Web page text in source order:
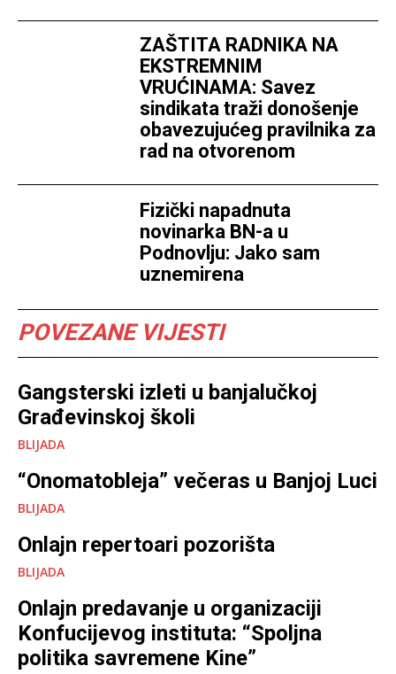
ZAŠTITA RADNIKA NA
EKSTREMNIM
VRUĆINAMA: Savez
sindikata traži donošenje
obavezujućeg pravilnika za
rad na otvorenom
Fizički napadnuta
novinarka BN-a u
Podnovlju: Jako sam
uznemirena
POVEZANE VIJESTI
Gangsterski izleti u banjalučkoj
Građevinskoj školi
BLIJADA
“Onomatobleja” večeras u Banjoj Luci
BLIJADA
Onlajn repertoari pozorišta
BLIJADA
Onlajn predavanje u organizaciji
Konfucijevog instituta: “Spoljna
politika savremene Kine”